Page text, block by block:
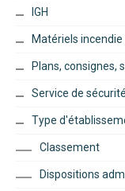
IGH
Matériels incendie
Plans, consignes,
Service de sécurité
Type
Classement
Dispositions